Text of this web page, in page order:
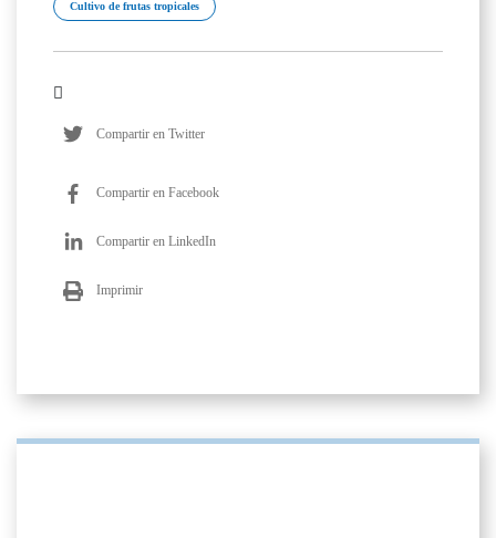
Cultivo de frutas tropicales
Compartir en Twitter
Compartir en Facebook
Compartir en LinkedIn
Imprimir